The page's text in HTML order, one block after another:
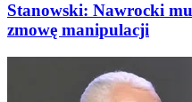
Stanowski: Nawrocki
zmowę manipulacji